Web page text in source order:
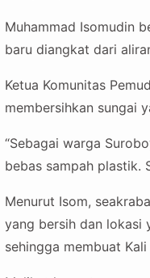
Muhammad Isomudin
baru diangkat dari
Ketua Komunitas
membersihkan sungai
“Sebagai warga
bebas sampah plastik.
Menurut Isom,
yang bersih dan lokasi
sehingga membuat